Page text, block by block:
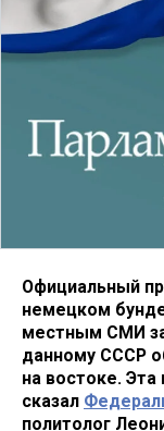
Официальный
немецком
местным СМИ
данному СССР
на востоке. Эта
сказал
политолог